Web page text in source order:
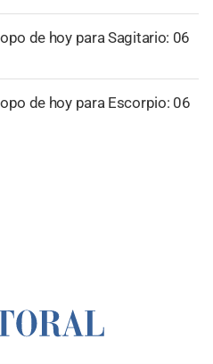
de hoy para Sagitario: 06
de hoy para Escorpio: 06